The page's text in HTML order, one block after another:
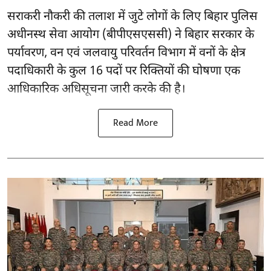
सराकरी नौकरी की तलाश में जुटे लोगों के लिए बिहार पुलिस
अधीनस्थ सेवा आयोग (बीपीएसएससी) ने बिहार सरकार के
पर्यावरण, वन एवं जलवायु परिवर्तन विभाग में वनों के क्षेत्र
पदाधिकारी के कुल 16 पदों पर रिक्तियों की घोषणाएक
आधिकारिक अधिसूचना जारी करके की है।
Read More